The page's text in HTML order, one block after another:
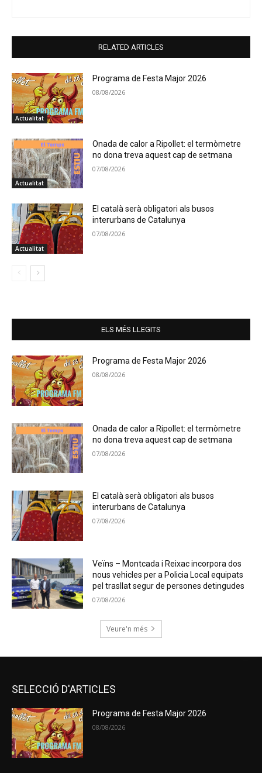
RELATED ARTICLES
Actualitat
Programa de Festa Major 2026
08/08/2026
Actualitat
Onada de calor a Ripollet: el termòmetre
no dona treva aquest cap de setmana
07/08/2026
Actualitat
El català serà obligatori als busos
interurbans de Catalunya
07/08/2026
ELS MÉS LLEGITS
Programa de Festa Major 2026
08/08/2026
Onada de calor a Ripollet: el termòmetre
no dona treva aquest cap de setmana
07/08/2026
El català serà obligatori als busos
interurbans de Catalunya
07/08/2026
Veïns – Montcada i Reixac incorpora dos
nous vehicles per a Policia Local equipats
pel trasllat segur de persones detingudes
07/08/2026
Veure'n més
SELECCIÓ D'ARTICLES
Programa de Festa Major 2026
08/08/2026